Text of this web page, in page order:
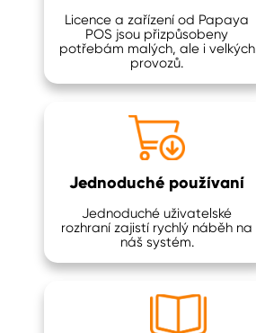
Licence a zařízení od Papaya
POS jsou přizpůsobeny
potřebám malých, ale i velkých
provozů.
Jednoduché používaní
Jednoduché uživatelské
rozhraní zajistí rychlý náběh na
náš systém.